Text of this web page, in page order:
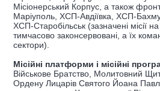
Місіонерський Корпус, а також
Маріуполь, ХСП-Авдіївка, ХСП-
ХСП-Старобільськ (зазначені місії
тимчасово законсервовані, а їх
сектори).
Місійні платформи і місійні
Військове Братство, Молитовний
Ордену Лицарів Святого Йоана